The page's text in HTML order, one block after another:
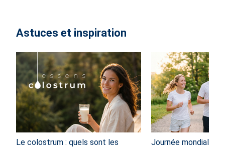
Astuces et inspiration
Le colostrum : quels sont les
Journée mondiale